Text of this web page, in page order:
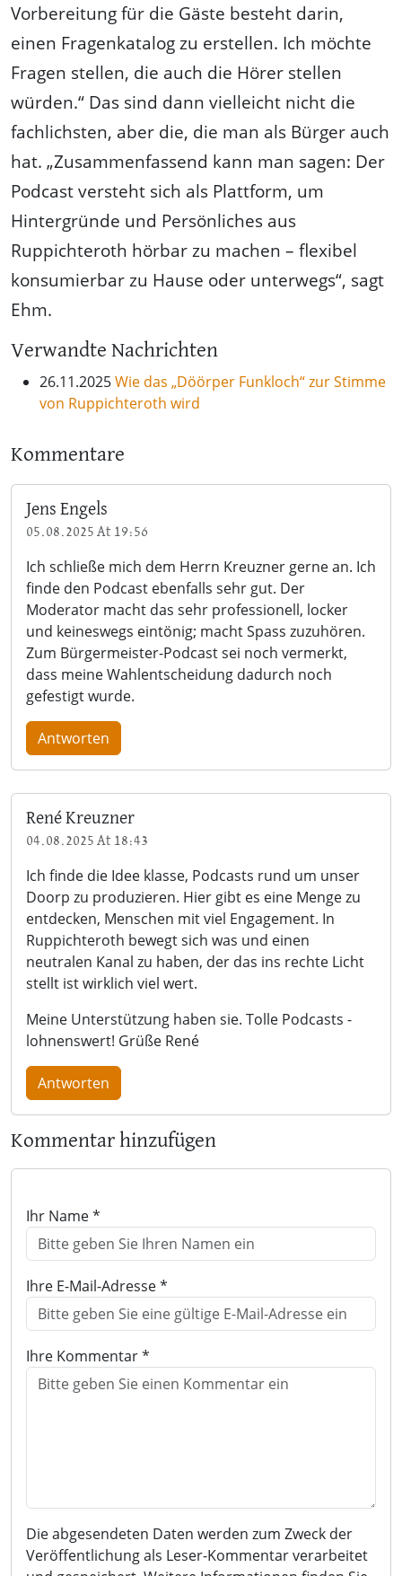
Vorbereitung für die Gäste besteht darin,
einen Fragenkatalog zu erstellen. Ich möchte
Fragen stellen, die auch die Hörer stellen
würden.“ Das sind dann vielleicht nicht die
fachlichsten, aber die, die man als Bürger auch
hat. „Zusammenfassend kann man sagen: Der
Podcast versteht sich als Plattform, um
Hintergründe und Persönliches aus
Ruppichteroth hörbar zu machen – flexibel
konsumierbar zu Hause oder unterwegs“, sagt
Ehm.
Verwandte Nachrichten
26.11.2025Wie das „Döörper Funkloch“ zur Stimme
von Ruppichteroth wird
Kommentare
Jens Engels
05.08.2025 At 19:56
Ich schließe mich dem Herrn Kreuzner gerne an. Ich
finde den Podcast ebenfalls sehr gut. Der
Moderator macht das sehr professionell, locker
und keineswegs eintönig; macht Spass zuzuhören.
Zum Bürgermeister-Podcast sei noch vermerkt,
dass meine Wahlentscheidung dadurch noch
gefestigt wurde.
Antworten
René Kreuzner
04.08.2025 At 18:43
Ich finde die Idee klasse, Podcasts rund um unser
Doorp zu produzieren. Hier gibt es eine Menge zu
entdecken, Menschen mit viel Engagement. In
Ruppichteroth bewegt sich was und einen
neutralen Kanal zu haben, der das ins rechte Licht
stellt ist wirklich viel wert.
Meine Unterstützung haben sie. Tolle Podcasts -
lohnenswert! Grüße René
Antworten
Kommentar hinzufügen
Ihr Name *
Ihre E-Mail-Adresse *
Ihre Kommentar *
Die abgesendeten Daten werden zum Zweck der
Veröffentlichung als Leser-Kommentar verarbeitet